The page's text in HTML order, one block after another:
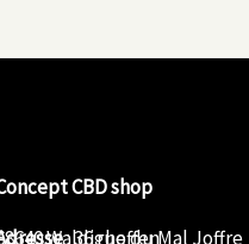
CBD shop
: 36 rue du Mal Joffre
Waldighoffen